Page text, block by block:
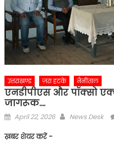
उत्तराखण्ड ज़रा हटके नैनीताल
एनडीपीएस और पॉक्सो
जागरूक….
Posted
April 22, 2026 Author
News Desk
ख़बर शेयर करें -